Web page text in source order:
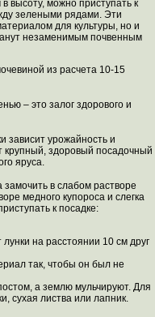
высоту, можно приступать к
зелеными рядами. Эти
для культуры, но и
незаменимым почвенным
из расчета 10-15
– это залог здорового и
зависит урожайность и
крупный, здоровый посадочный
яруса.
в слабом растворе
медного купороса и слегка
к посадке:
на расстоянии 10 см друг
так, чтобы он был не
а землю мульчируют. Для
сухая листва или лапник.